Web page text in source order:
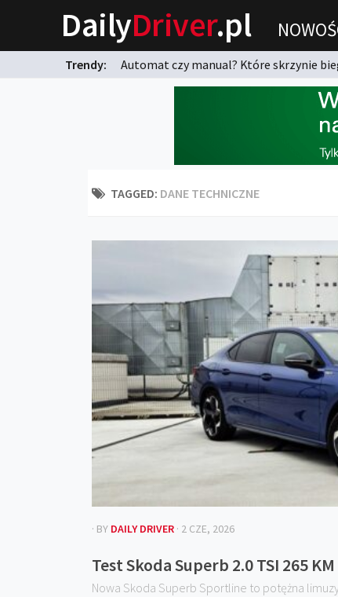
DailyDriver.pl
Trendy: Automat czy manual? Które skrzynie
TAGGED: DANE TECHNICZNE
· BY DAILY DRIVER · 2 CZE, 2026
Test Skoda Superb 2.0 TSI 265 KM
Nowa Skoda Superb Sportline to potężna